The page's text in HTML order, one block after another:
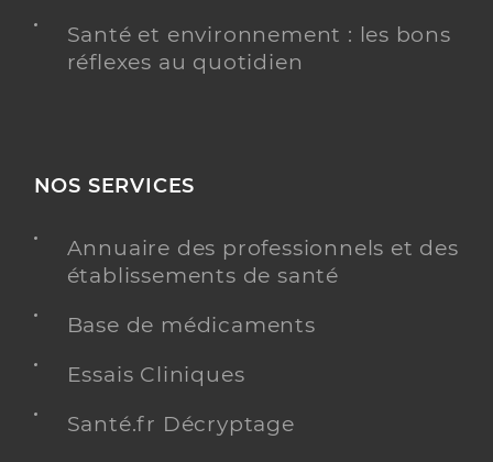
Santé et environnement : les bons
réflexes au quotidien
NOS SERVICES
Annuaire des professionnels et des
établissements de santé
Base de médicaments
Essais Cliniques
Santé.fr Décryptage